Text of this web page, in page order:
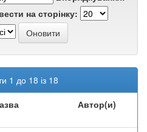
на сторінку:
1 до 18 із 18
Автор(и)